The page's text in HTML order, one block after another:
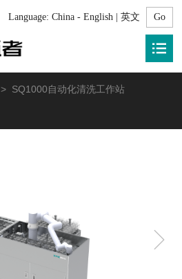
Language: China - English | 英文
> SQ1000自动化清洗工作站